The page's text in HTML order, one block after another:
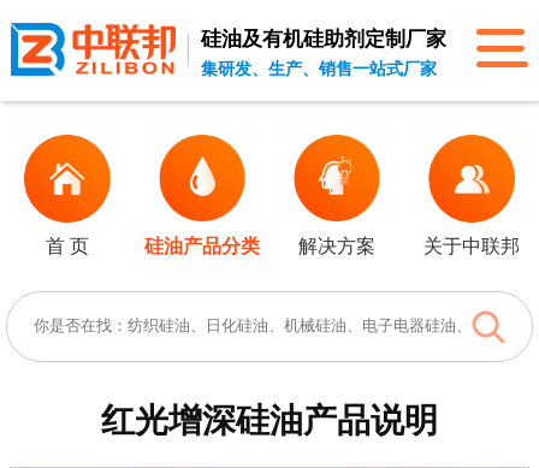
硅油及有机硅助剂 定制厂家
集研发、生产、销售一站式厂家
首 页 硅油产品分类 解决方案 关于中联邦
红光增深硅油产品说明